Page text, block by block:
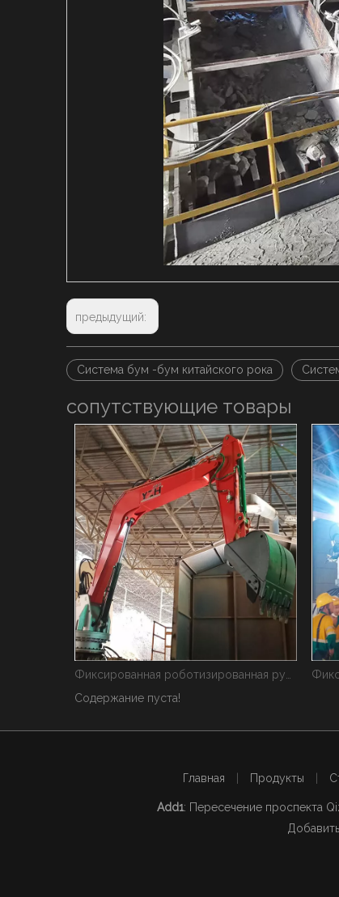
предыдущий:
Система бум -бум китайского рока
сопутствующие товары
Фиксированная механическая рука YZH
Содержание пуста!
Главная Продукты
Add1: Пересечение проспекта